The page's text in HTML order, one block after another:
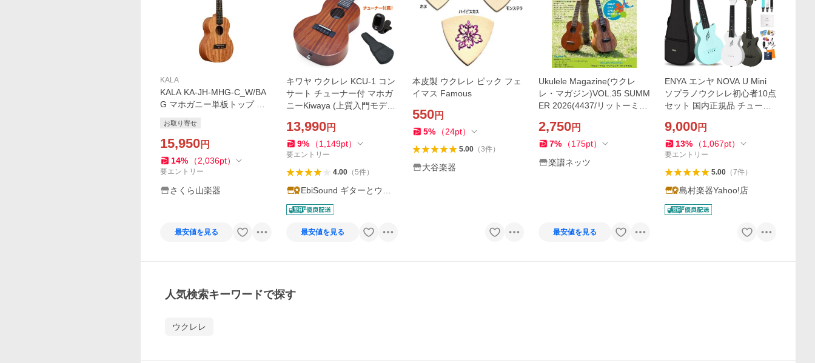
KALA
KALA KA-JH-MHG-C_W/BA
G マホガニー単板トップ コ
l/ギグバッグ付
お取り寄せ
15,950円
14% （2,036pt）
要エントリー
さくら山楽器
最安値を見る
キワヤ ウクレレ KCU-1 コン
サート チューナー付 マホガ
ニーKiwaya (上質入門モデ
(u)
13,990円
9% （1,149pt）
要エントリー
4.00（5件）
EbiSound ギターとウク
レレのセット専門店
最安値を見る
本皮製 ウクレレ ピック フェ
イマス Famous
550円
5% （24pt）
5.00（3件）
大谷楽器
Ukulele Magazine(ウクレ
レ・マガジン)VOL.35 SUMM
ER 2026(4437/リットーミュ
2,750円
7% （175pt）
楽譜ネッツ
最安値を見る
ENYA エンヤ NOVA U Mini
ソプラノウクレレ初心者10点
セット 国内正規品 チューナ
9,000円
13% （1,067pt）
要エントリー
5.00（7件）
島村楽器Yahoo!店
人気検索キーワードで探す
ウクレレ